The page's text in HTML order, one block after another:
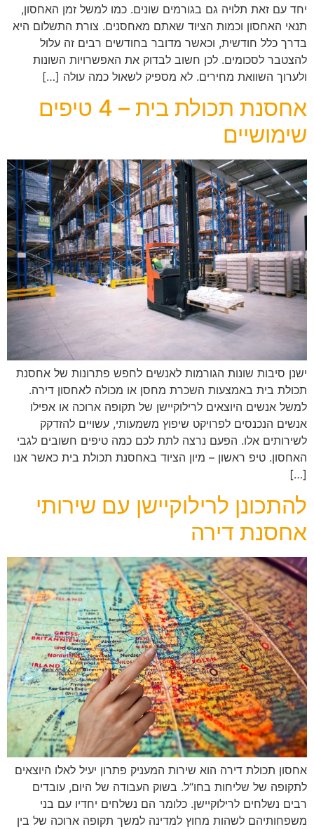
יחד עם זאת תלויה גם בגורמים שונים. כמו למשל זמן האחסון,
תנאי האחסון וכמות הציוד שאתם מאחסנים. צורת התשלום היא
בדרך כלל חודשית, וכאשר מדובר בחודשים רבים זה עלול
להצטבר לסכומים. לכן חשוב לבדוק את האפשרויות השונות
ולערוך השוואת מחירים. לא מספיק לשאול כמה עולה […]
אחסנת תכולת בית – 4 טיפים
שימושיים
ישנן סיבות שונות הגורמות לאנשים לחפש פתרונות של אחסנת
תכולת בית באמצעות השכרת מחסן או מכולה לאחסון דירה.
למשל אנשים היוצאים לרילוקיישן של תקופה ארוכה או אפילו
אנשים הנכנסים לפרויקט שיפוץ משמעותי, עשויים להזדקק
לשירותים אלו. הפעם נרצה לתת לכם כמה טיפים חשובים לגבי
האחסון. טיפ ראשון – מיון הציוד באחסנת תכולת בית כאשר אנו
[…]
להתכונן לרילוקיישן עם שירותי
אחסנת דירה
אחסון תכולת דירה הוא שירות המעניק פתרון יעיל לאלו היוצאים
לתקופה של שליחות בחו“ל. בשוק העבודה של היום, עובדים
רבים נשלחים לרילוקיישן. כלומר הם נשלחים יחדיו עם בני
משפחותיהם לשהות מחוץ למדינה למשך תקופה ארוכה של בין